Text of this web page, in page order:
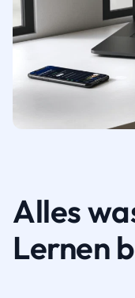
Alles
Lernen